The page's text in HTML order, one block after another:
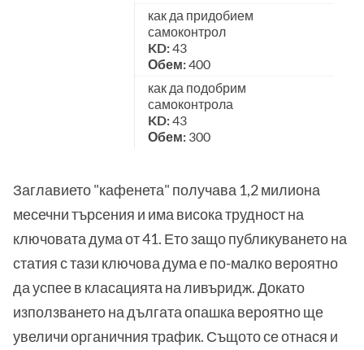
как да придобием
самоконтрол
KD:43
Обем:400
как да подобрим
самоконтрола
KD:43
Обем: 300
Заглавието "кафенета" получава 1,2 милиона
месечни търсения и има висока трудност на
ключовата дума от 41. Ето защо публикуването на
статия с тази ключова дума е по-малко вероятно
да успее в класацията на ливъридж. Докато
използването на дългата опашка вероятно ще
увеличи органичния трафик. Същото се отнася и